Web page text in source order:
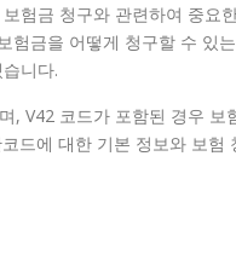
험금 청구와 관련하여 중요
금을 어떻게 청구할 수 있
니다.
, V42 코드가 포함된 경우
드에 대한 기본 정보와 보험